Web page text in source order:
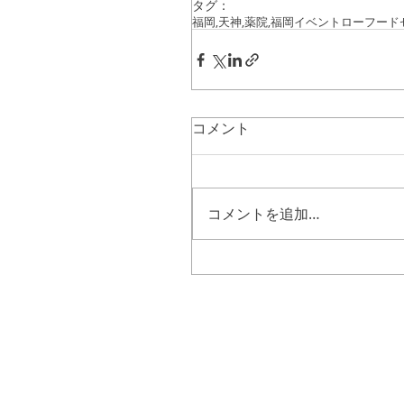
タグ：
福岡,天神,薬院,福岡イベント ローフード
コメント
コメントを追加…